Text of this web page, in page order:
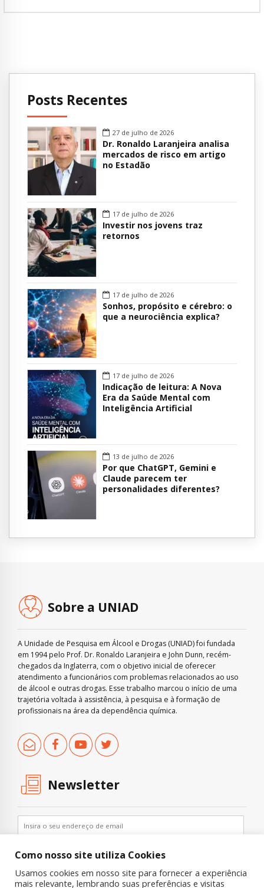
Posts Recentes
27 de julho de 2026
Dr. Ronaldo Laranjeira analisa
mercados de risco em artigo
no Estadão
17 de julho de 2026
Investir nos jovens traz
retornos
17 de julho de 2026
Sonhos, propósito e cérebro: o
que a neurociência explica?
17 de julho de 2026
Indicação de leitura: A Nova
Era da Saúde Mental com
Inteligência Artificial
13 de julho de 2026
Por que ChatGPT, Gemini e
Claude parecem ter
personalidades diferentes?
Sobre a UNIAD
A Unidade de Pesquisa em Álcool e Drogas (UNIAD) foi fundada
em 1994 pelo Prof. Dr. Ronaldo Laranjeira e John Dunn, recém-
chegados da Inglaterra, com o objetivo inicial de oferecer
atendimento a funcionários com problemas relacionados ao uso
de álcool e outras drogas. Esse trabalho marcou o início de uma
trajetória voltada à assistência, à pesquisa e à formação de
profissionais na área da dependência química.
Newsletter
Como nosso site utiliza Cookies
Usamos cookies em nosso site para fornecer a experiência
mais relevante, lembrando suas preferências e visitas